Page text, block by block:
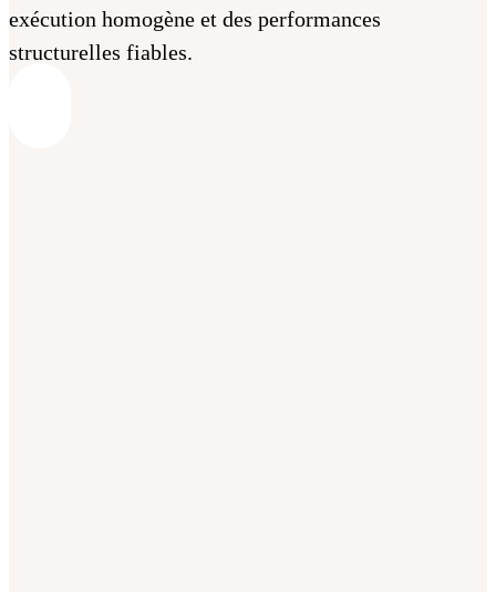
exécution homogène et des performances
structurelles fiables.